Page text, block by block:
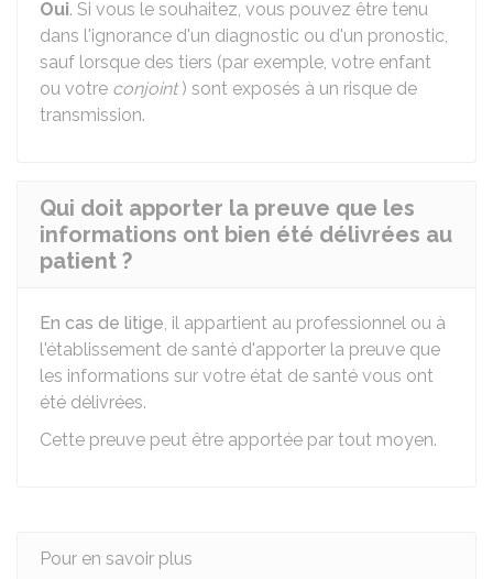
Oui. Si vous le souhaitez, vous pouvez être tenu
dans l'ignorance d'un diagnostic ou d'un pronostic,
sauf lorsque des tiers (par exemple, votre enfant
ou votre conjoint) sont exposés à un risque de
transmission.
Qui doit apporter la preuve que les
informations ont bien été délivrées au
patient ?
En cas de litige, il appartient au professionnel ou à
l'établissement de santé d'apporter la preuve que
les informations sur votre état de santé vous ont
été délivrées.
Cette preuve peut être apportée par tout moyen.
Pour en savoir plus